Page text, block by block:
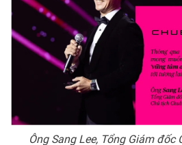
Cơ quan chủ quản:Đài Truyền hình
Cơ quan báo chí:
Thời báo VTV
Giấy phép hoạt động báo in và báo
cấp ngày 29/12/2023
Tổng Biên tập:Vũ Thanh Thủy
Nguyễn Thị Mỹ
Nguyễn Trọng Ninh
Tổng đài VTV: 024.38 355 931 -
Ông Sang Lee, Tổng Giám đốc